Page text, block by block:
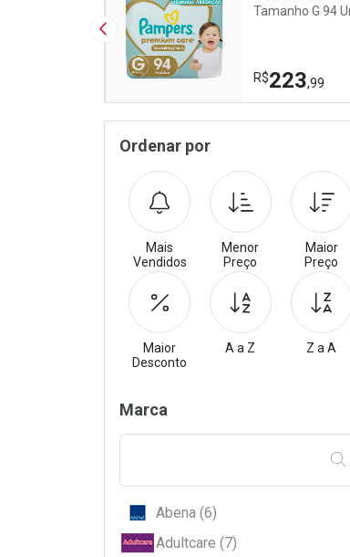
Imagem Anterior
R$223,99
Sidebar
Ordenar por
Mais
Vendidos
Menor
Preço
Maior
Preço
Maior
Desconto
A a Z Z a A
Filtros
Marca
Abena (6)
Adultcare (7)